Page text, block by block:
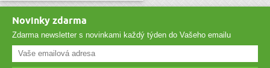
Novinky zdarma
Zdarma newsletter s novinkami každý týden do Vašeho emailu